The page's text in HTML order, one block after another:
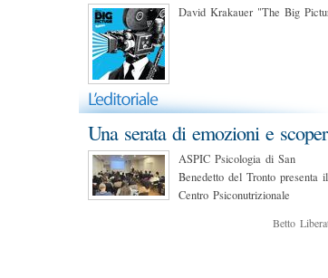
David Krakauer "The Big
Una serata di emozioni e
ASPIC Psicologia di San
Benedetto del Tronto presenta il
Centro Psiconutrizionale
Betto